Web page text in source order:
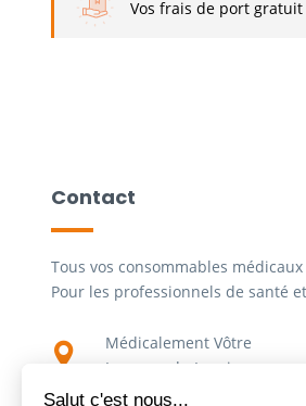
Vos frais de port gratuit
Contact
Tous vos consommables
Pour les professionnels de santé
Médicalement Vôtre
Impasse du Lavoir
ZAC du Carreau de la Mine